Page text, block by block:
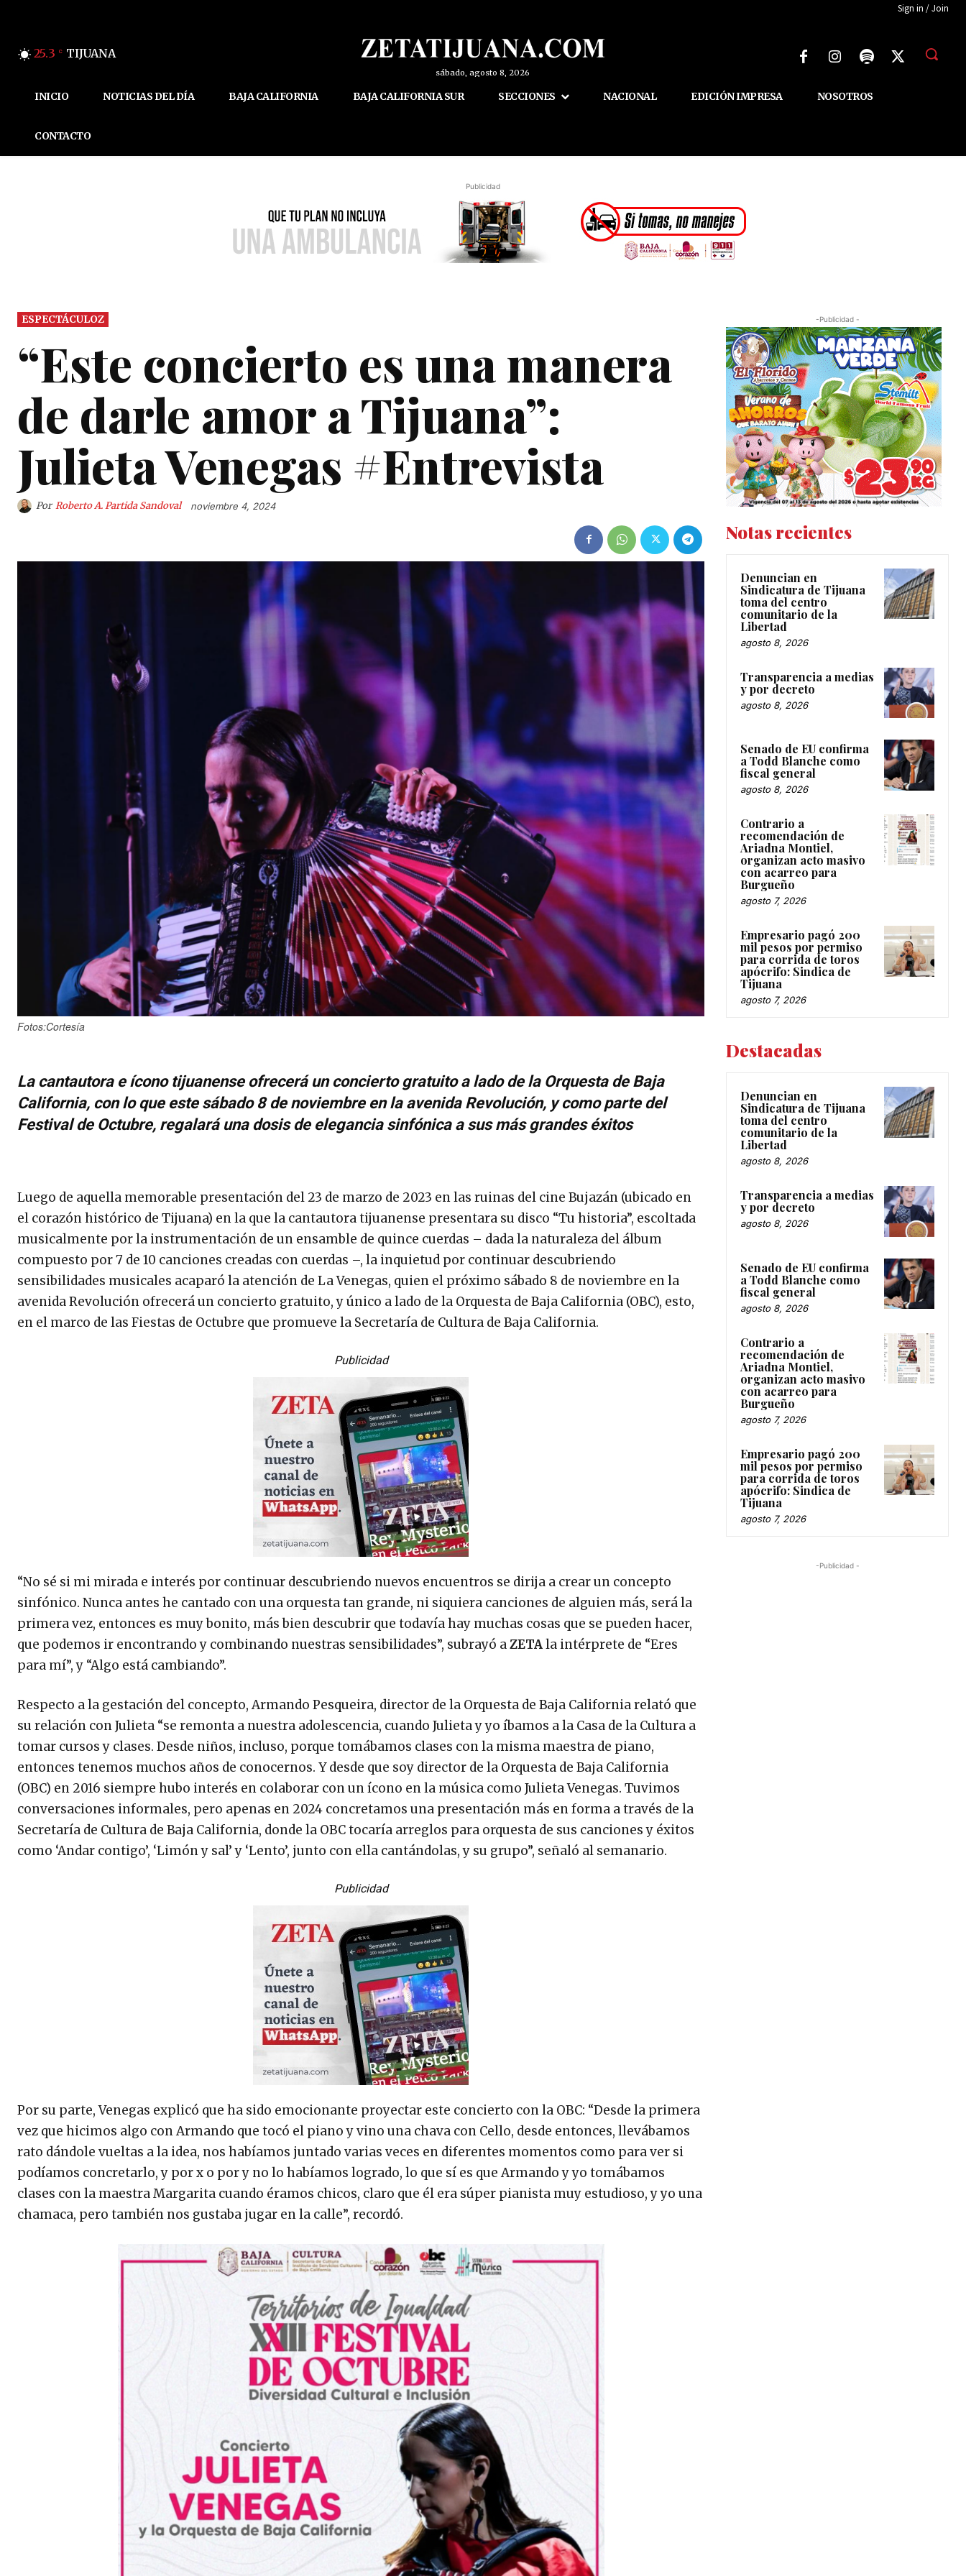
Sign in / Join
25.3 C TIJUANA
sábado, agosto 8, 2026
INICIO NOTICIAS DEL DÍA BAJA CALIFORNIA BAJA CALIFORNIA SUR SECCIONES NACIONAL EDICIÓN IMPRESA NOSOTROS
CONTACTO
Publicidad
ESPECTÁCULOZ
“Este concierto es una manera
de darle amor a Tijuana”:
Julieta Venegas #Entrevista
Por Roberto A. Partida Sandoval noviembre 4, 2024
Fotos:Cortesía
La cantautora e ícono tijuanense ofrecerá un concierto gratuito a lado de la Orquesta de Baja
California, con lo que este sábado 8 de noviembre en la avenida Revolución, y como parte del
Festival de Octubre, regalará una dosis de elegancia sinfónica a sus más grandes éxitos
Luego de aquella memorable presentación del 23 de marzo de 2023 en las ruinas del cine Bujazán (ubicado en
el corazón histórico de Tijuana) en la que la cantautora tijuanense presentara su disco “Tu historia”, escoltada
musicalmente por la instrumentación de un ensamble de quince cuerdas – dada la naturaleza del álbum
compuesto por 7 de 10 canciones creadas con cuerdas –, la inquietud por continuar descubriendo
sensibilidades musicales acaparó la atención de La Venegas, quien el próximo sábado 8 de noviembre en la
avenida Revolución ofrecerá un concierto gratuito, y único a lado de la Orquesta de Baja California (OBC), esto,
en el marco de las Fiestas de Octubre que promueve la Secretaría de Cultura de Baja California.
Publicidad
“No sé si mi mirada e interés por continuar descubriendo nuevos encuentros se dirija a crear un concepto
sinfónico. Nunca antes he cantado con una orquesta tan grande, ni siquiera canciones de alguien más, será la
primera vez, entonces es muy bonito, más bien descubrir que todavía hay muchas cosas que se pueden hacer,
que podemos ir encontrando y combinando nuestras sensibilidades”, subrayó aZETAla intérprete de “Eres
para mí”, y “Algo está cambiando”.
Respecto a la gestación del concepto, Armando Pesqueira, director de la Orquesta de Baja California relató que
su relación con Julieta “se remonta a nuestra adolescencia, cuando Julieta y yo íbamos a la Casa de la Cultura a
tomar cursos y clases. Desde niños, incluso, porque tomábamos clases con la misma maestra de piano,
entonces tenemos muchos años de conocernos. Y desde que soy director de la Orquesta de Baja California
(OBC) en 2016 siempre hubo interés en colaborar con un ícono en la música como Julieta Venegas. Tuvimos
conversaciones informales, pero apenas en 2024 concretamos una presentación más en forma a través de la
Secretaría de Cultura de Baja California, donde la OBC tocaría arreglos para orquesta de sus canciones y éxitos
como ‘Andar contigo’, ‘Limón y sal’ y ‘Lento’, junto con ella cantándolas, y su grupo”, señaló al semanario.
Publicidad
Por su parte, Venegas explicó que ha sido emocionante proyectar este concierto con la OBC: “Desde la primera
vez que hicimos algo con Armando que tocó el piano y vino una chava con Cello, desde entonces, llevábamos
rato dándole vueltas a la idea, nos habíamos juntado varias veces en diferentes momentos como para ver si
podíamos concretarlo, y por x o por y no lo habíamos logrado, lo que sí es que Armando y yo tomábamos
clases con la maestra Margarita cuando éramos chicos, claro que él era súper pianista muy estudioso, y yo una
chamaca, pero también nos gustaba jugar en la calle”, recordó.
-Publicidad -
Notas recientes
Denuncian en
Sindicatura de Tijuana
toma del centro
comunitario de la
Libertad
agosto 8, 2026
Transparencia a medias
y por decreto
agosto 8, 2026
Senado de EU confirma
a Todd Blanche como
fiscal general
agosto 8, 2026
Contrario a
recomendación de
Ariadna Montiel,
organizan acto masivo
con acarreo para
Burgueño
agosto 7, 2026
Empresario pagó 200
mil pesos por permiso
para corrida de toros
apócrifo: Sindica de
Tijuana
agosto 7, 2026
Destacadas
Denuncian en
Sindicatura de Tijuana
toma del centro
comunitario de la
Libertad
agosto 8, 2026
Transparencia a medias
y por decreto
agosto 8, 2026
Senado de EU confirma
a Todd Blanche como
fiscal general
agosto 8, 2026
Contrario a
recomendación de
Ariadna Montiel,
organizan acto masivo
con acarreo para
Burgueño
agosto 7, 2026
Empresario pagó 200
mil pesos por permiso
para corrida de toros
apócrifo: Sindica de
Tijuana
agosto 7, 2026
-Publicidad -